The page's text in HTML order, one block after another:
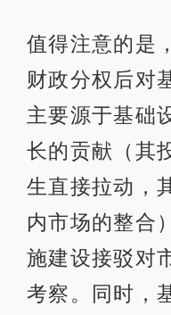
值得注意的是
财政分权后对
主要源于基础
长的贡献（其
生直接拉动，
内市场的整合
施建设接驳对
考察。同时，